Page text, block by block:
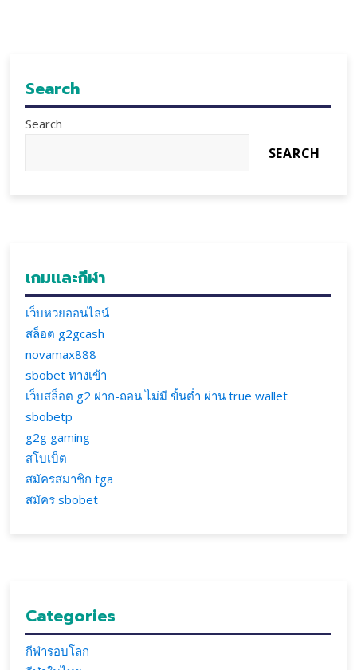
Search
Search
SEARCH
เกมและกีฬา
เว็บหวยออนไลน์
สล็อต g2gcash
novamax888
sbobet ทางเข้า
เว็บสล็อต g2 ฝาก-ถอน ไม่มี ขั้นต่ำ ผ่าน true wallet
sbobetp
g2g gaming
สโบเบ็ต
สมัครสมาชิก tga
สมัคร sbobet
Categories
กีฬารอบโลก